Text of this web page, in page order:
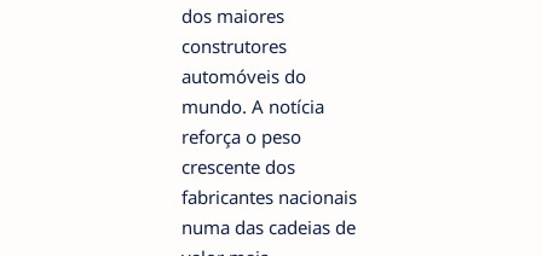
dos maiores
construtores
automóveis do
mundo. A notícia
reforça o peso
crescente dos
fabricantes nacionais
numa das cadeias de